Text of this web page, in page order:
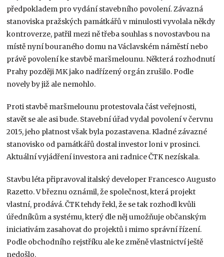
předpokladem pro vydání stavebního povolení. Závazná
stanoviska pražských památkářů v minulosti vyvolala někdy
kontroverze, patřil mezi ně třeba souhlas s novostavbou na
místě nyní bouraného domu na Václavském náměstí nebo
právě povolení ke stavbě maršmelounu. Některá rozhodnutí
Prahy později MK jako nadřízený orgán zrušilo. Podle
novely by již ale nemohlo.
Proti stavbě maršmelounu protestovala část veřejnosti,
stavět se ale asi bude. Stavební úřad vydal povolení v červnu
2015, jeho platnost však byla pozastavena. Kladné závazné
stanovisko od památkářů dostal investor loni v prosinci.
Aktuální vyjádření investora ani radnice ČTK nezískala.
Stavbu léta připravoval italský developer Francesco Augusto
Razetto. V březnu oznámil, že společnost, která projekt
vlastní, prodává. ČTK tehdy řekl, že se tak rozhodl kvůli
úředníkům a systému, který dle něj umožňuje občanským
iniciativám zasahovat do projektů i mimo správní řízení.
Podle obchodního rejstříku ale ke změně vlastnictví ještě
nedošlo.